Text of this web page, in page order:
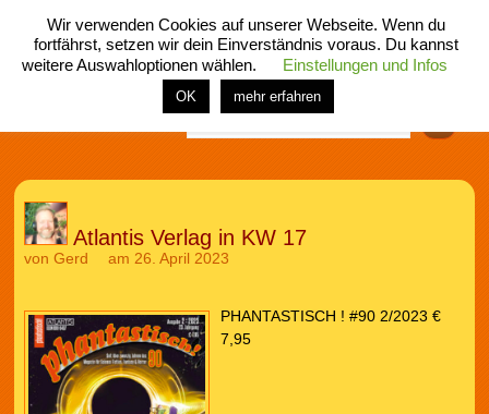
menü
home rubrik buch comic spiel fotos shop
Atlantis Verlag in KW 17
von Gerd am 26. April 2023
PHANTASTISCH ! #90 2/2023 €
7,95
Wir verwenden Cookies auf unserer Webseite. Wenn du
fortfährst, setzen wir dein Einverständnis voraus. Du kannst
weitere Auswahloptionen wählen.
Einstellungen und Infos
OK mehr erfahren